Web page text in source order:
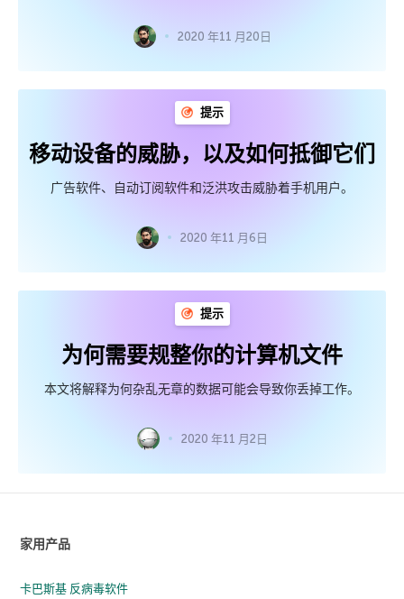
2020 年11 月20日
提示
移动设备的威胁，以及如何抵御它们
广告软件、自动订阅软件和泛洪攻击威胁着手机用户。
2020 年11 月6日
提示
为何需要规整你的计算机文件
本文将解释为何杂乱无章的数据可能会导致你丢掉工作。
2020 年11 月2日
家用产品
卡巴斯基 反病毒软件